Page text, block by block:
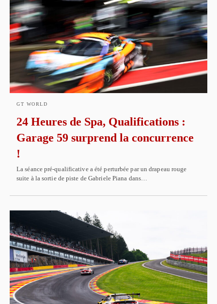
GT WORLD
24 Heures de Spa, Qualifications :
Garage 59 surprend la concurrence
!
La séance pré-qualificative a été perturbée par un drapeau rouge
suite à la sortie de piste de Gabriele Piana dans…